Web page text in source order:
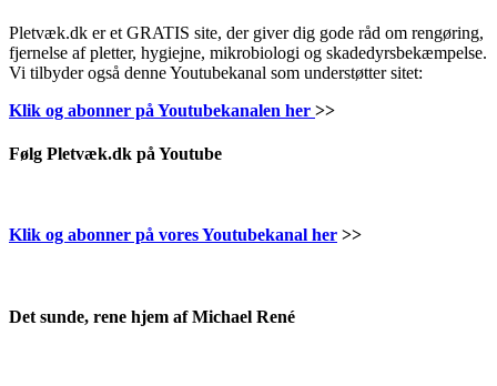
Pletvæk.dk er et GRATIS site, der giver dig gode råd om rengøring,
fjernelse af pletter, hygiejne, mikrobiologi og skadedyrsbekæmpelse.
Vi tilbyder også denne Youtubekanal som understøtter sitet:
Klik og abonner på Youtubekanalen her >>
Følg Pletvæk.dk på Youtube
Klik og abonner på vores Youtubekanal her >>
Det sunde, rene hjem af Michael René